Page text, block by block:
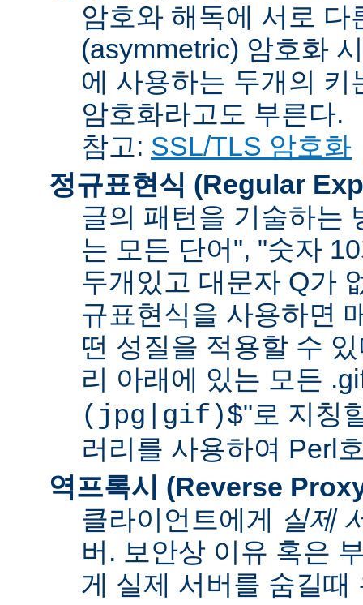
암호와 해독에 서로
(asymmetric) 암호화
에 사용하는 두개의
암호화라고도 부른다.
참고: SSL/TLS 암호화
정규표현식 (Regular
글의 패턴을 기술하는
는 모든 단어", "숫자
두개있고 대문자 Q가
규표현식을 사용하면
떤 성질을 적용할 수
리 아래에 있는 모든
(jpg|gif)$"로 지칭
러리를 사용하여 Perl
역프록시 (Reverse
클라이언트에게 실제
버. 보안상 이유 혹은
게 실제 서버를 숨길때